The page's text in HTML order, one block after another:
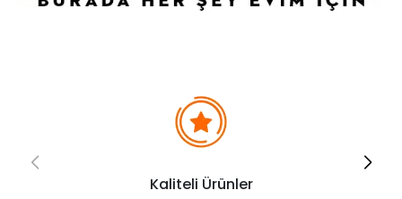
Kaliteli Ürünler